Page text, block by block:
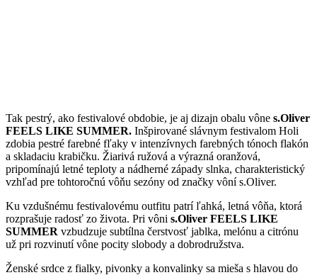
Tak pestrý, ako festivalové obdobie, je aj dizajn obalu vône s.Oliver
FEELS LIKE SUMMER. Inšpirované slávnym festivalom Holi
zdobia pestré farebné fľaky v intenzívnych farebných tónoch flakón
a skladaciu krabičku. Žiarivá ružová a výrazná oranžová,
pripomínajú letné teploty a nádherné západy slnka, charakteristický
vzhľad pre tohtoročnú vôňu sezóny od značky vôní s.Oliver.
Ku vzdušnému festivalovému outfitu patrí ľahká, letná vôňa, ktorá
rozprašuje radosť zo života. Pri vôni s.Oliver FEELS LIKE
SUMMER vzbudzuje subtílna čerstvosť jablka, melónu a citrónu
už pri rozvinutí vône pocity slobody a dobrodružstva.
Ženské srdce z fialky, pivonky a konvalinky sa mieša s hlavou do